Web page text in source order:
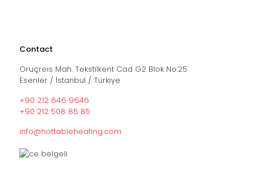
Contact
Oruçreis Mah. Tekstilkent Cad G2 Blok No:25
Esenler / İstanbul / Türkiye
+90 212 646 9646
+90 212 508 85 85
info@hottableheating.com